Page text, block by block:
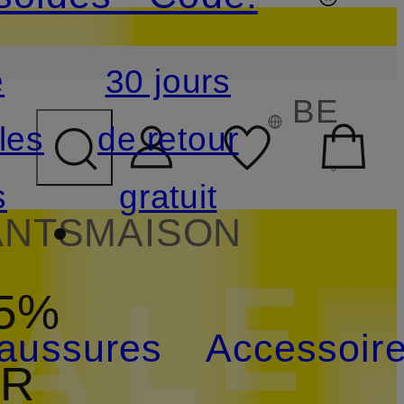
DE RECHERCHE
30 jours
de retour
gratuit
BE
MAISON